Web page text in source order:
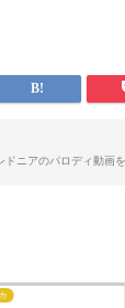
ドニアのパロディ動画